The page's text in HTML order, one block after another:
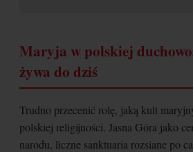
Maryja w polskiej
żywa do dziś
Trudno przecenić rolę, jaką kult
polskiej religijności. Jasna Góra jako
narodu, liczne sanktuaria rozsiane po